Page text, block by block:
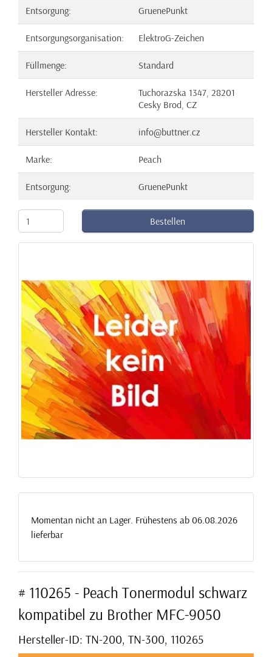
Entsorgung: GruenePunkt
Entsorgungsorganisation: ElektroG-Zeichen
Füllmenge: Standard
Hersteller Adresse:
Tuchorazska 1347, 28201
Cesky Brod, CZ
Hersteller Kontakt: info@buttner.cz
Marke: Peach
Entsorgung: GruenePunkt
Bestellen
Momentan nicht an Lager. Frühestens ab 06.08.2026
lieferbar
# 110265 - Peach Tonermodul schwarz
kompatibel zu Brother MFC-9050
Hersteller-ID: TN-200, TN-300, 110265